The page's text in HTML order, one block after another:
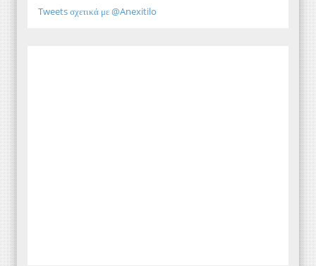
Tweets σχετικά με @Anexitilo